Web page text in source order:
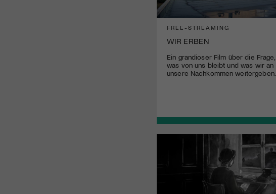
FREE-STREAMING
WIR ERBEN
Ein grandioser Film über die Frage,
was von uns bleibt und was wir an
unsere Nachkommen weitergeben.